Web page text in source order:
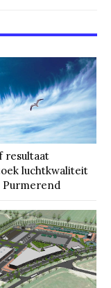
resultaat
luchtkwaliteit
Purmerend